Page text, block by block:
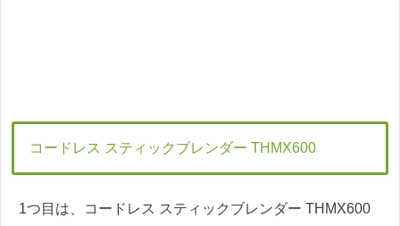
コードレス スティックブレンダー THMX600
1つ目は、コードレス スティックブレンダー THMX600